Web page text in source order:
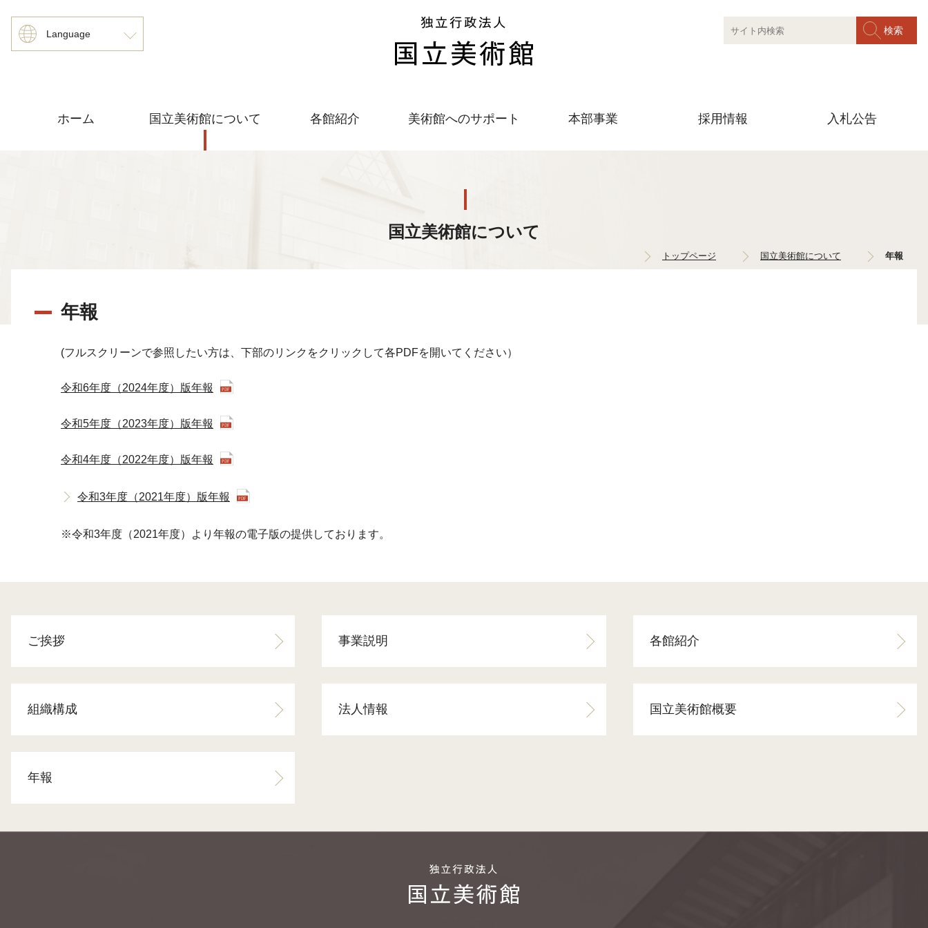
Language
ホーム 国立美術館について 各館紹介 美術館へのサポート 本部事業 採用情報 入札公告
国立美術館について
トップページ 国立美術館について 年報
年報
(フルスクリーンで参照したい方は、下部のリンクをクリックして各PDFを開いてください）
令和6年度（2024年度）版年報
令和5年度（2023年度）版年報
令和4年度（2022年度）版年報
令和3年度（2021年度）版年報
※令和3年度（2021年度）より年報の電子版の提供しております。
ご挨拶 事業説明 各館紹介
組織構成 法人情報 国立美術館概要
年報